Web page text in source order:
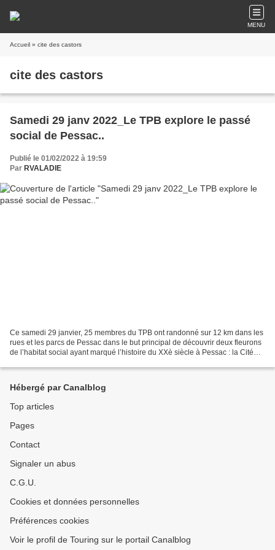
MENU
Accueil » cite des castors
cite des castors
Samedi 29 janv 2022_Le TPB explore le passé
social de Pessac..
Publié le 01/02/2022 à 19:59
Par RVALADIE
Ce samedi 29 janvier, 25 membres du TPB ont randonné sur 12 km dans les
rues et les parcs de Pessac dans le but principal de découvrir deux fleurons
de l’habitat social ayant marqué l’histoire du XXè siècle à Pessac : la Cité
Hébergé par Canalblog
Top articles
Pages
Contact
Signaler un abus
C.G.U.
Cookies et données personnelles
Préférences cookies
Voir le profil de Touring sur le portail Canalblog